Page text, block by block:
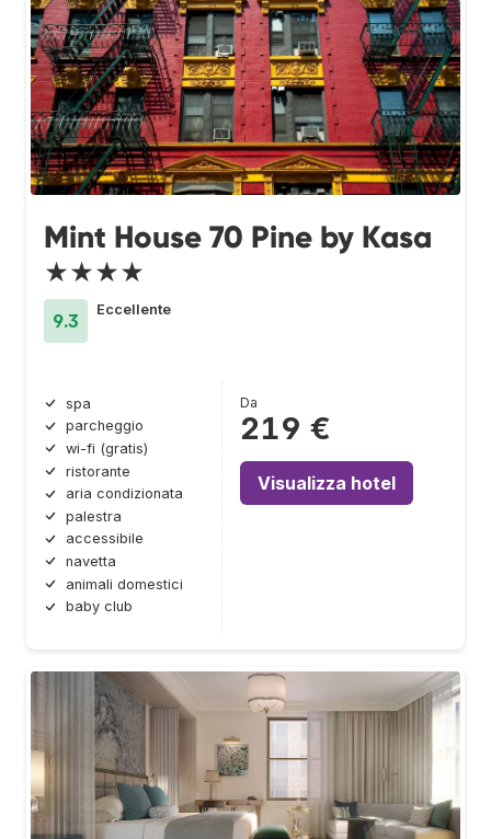
Mint House 70 Pine by Kasa
★★★★
9.3
Eccellente
spa
parcheggio
wi-fi (gratis)
ristorante
aria condizionata
palestra
accessibile
navetta
animali domestici
baby club
Da
219 €
Visualizza hotel